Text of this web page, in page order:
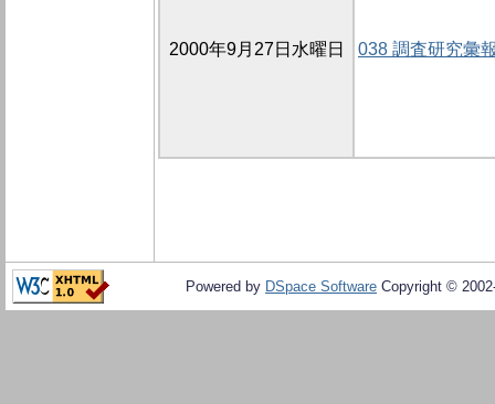
2000年9月27日水曜日 038 調査研究彙
Powered by DSpace Software Copyright ©